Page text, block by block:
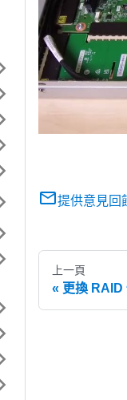
提供意見回
上一頁
更換 RAID